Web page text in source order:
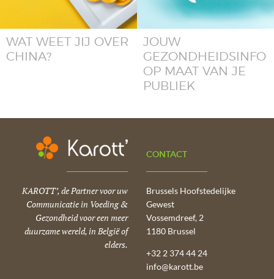
WAT WEET JIJ OVER
CHINA?
JOUW
GEZONDHEIDSINFO
OP MAAT VAN JE
PUBLIEK
KAROTT’, de Partner voor uw
Communicatie in Voeding &
Gezondheid voor een meer
duurzame wereld, in België of
elders.
CONTACT
Brussels Hoofstedelijke
Gewest
Vossemdreef, 2
1180 Brussel
+32 2 374 44 24
info@karott.be